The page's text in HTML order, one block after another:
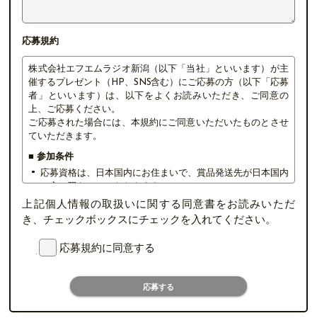
応募規約
株式会社エフエムラジオ新潟（以下「当社」といいます）が主
催するプレゼント（HP、SNS含む）にご応募の方（以下「応募
者」といいます）は、以下をよくお読みいただき、ご同意の
上、ご応募ください。
ご応募された場合には、本規約にご同意いただいたものとさせ
ていただきます。
■ 参加条件
応募資格は、日本国内にお住まいで、賞品発送先が日本国内
の方に限らせていただきます。
複数の応募（住所や氏名が同一等）や、不正なアカウントか
らの応募、その他当社が不正行為と判断した場合には、応
お酒を含む商品は20歳以上の方のみとさせていただきま
す。
当社社員及び関係者の応募はできません。
SNSプレゼントキャンペーンにご応募の際、アカウント非公
上記個人情報の取扱いに関する同意書をお読みいただ
き、チェックボックスにチェックを入れてください。
応募規約に同意する
応募する